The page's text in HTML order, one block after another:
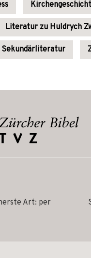
Literatur zu Huldrych
Sekundärliteratur
Art: per